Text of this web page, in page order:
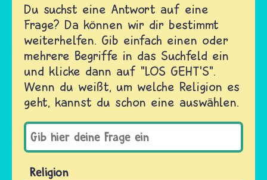
Du suchst eine Antwort auf eine
Frage? Da können wir dir bestimmt
weiterhelfen. Gib einfach einen oder
mehrere Begriffe in das Suchfeld ein
und klicke dann auf "LOS GEHT'S".
Wenn du weißt, um welche Religion es
geht, kannst du schon eine auswählen.
Religion